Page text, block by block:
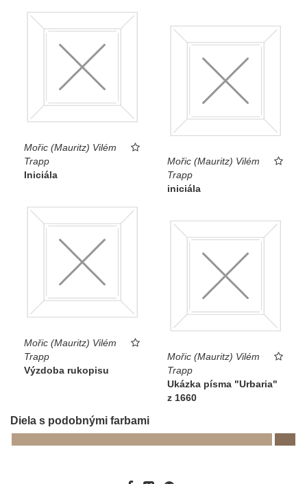
Mořic (Mauritz) Vilém
Trapp
Iniciála
Mořic (Mauritz) Vilém
Trapp
iniciála
Mořic (Mauritz) Vilém
Trapp
Výzdoba rukopisu
Mořic (Mauritz) Vilém
Trapp
Ukázka písma "Urbaria"
z 1660
Diela s podobnými farbami